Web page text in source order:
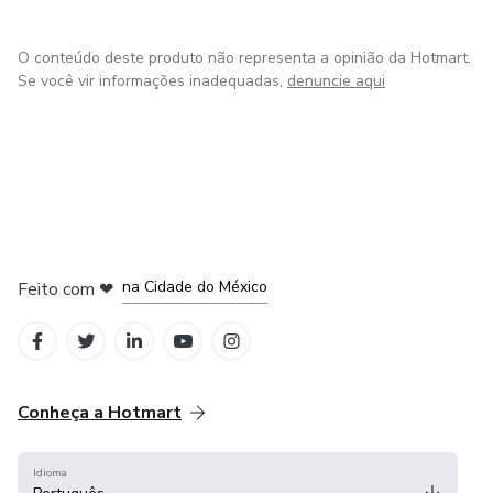
O conteúdo deste produto não representa a opinião da Hotmart.
Se você vir informações inadequadas, denuncie aqui
Feito com ❤ na Cidade do México
Conheça a Hotmart
Idioma